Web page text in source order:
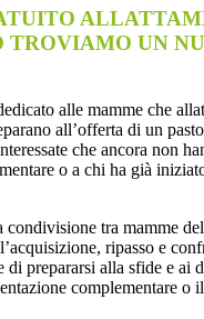
TROVIAMO UN
alle mamme che
all’offerta di un
che ancora non
o a chi ha già
condivisione tra mamme
ripasso e
prepararsi alla sfide e ai
complementare o